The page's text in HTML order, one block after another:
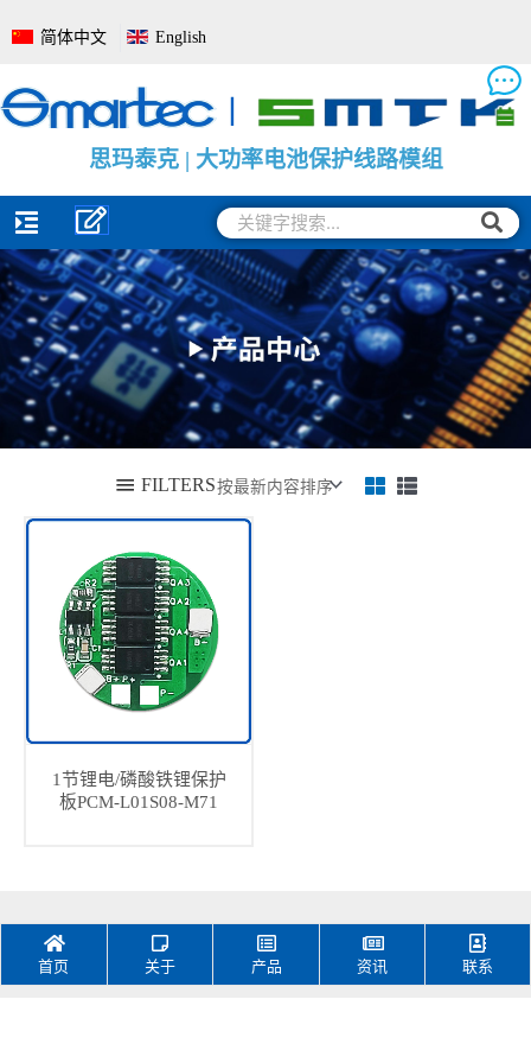
至
容
简体中文 English
思玛泰克 | 电池管理系统全面解决方案
思玛泰克 | 大功率电池保护线路模组
思玛泰克 | 电池电量监测保护板
搜
索
搜
索
FILTERS
1节锂电/磷酸铁锂保护
板PCM-L01S08-M71
首页 关于 产品 资讯 联系